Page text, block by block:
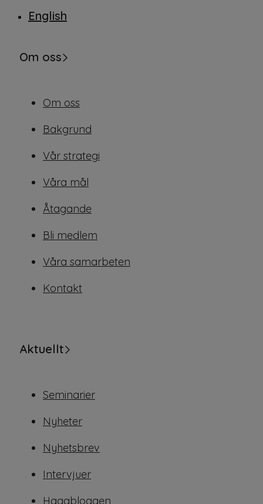
English
Om oss
Om oss
Bakgrund
Vår strategi
Våra mål
Åtagande
Bli medlem
Våra samarbeten
Kontakt
Aktuellt
Seminarier
Nyheter
Nyhetsbrev
Intervjuer
Hagabloggen